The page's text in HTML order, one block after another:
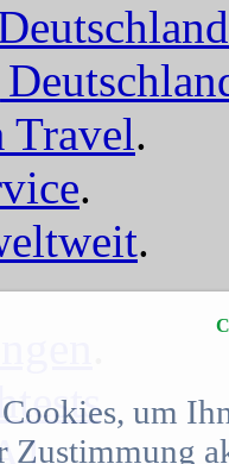
Travel.
.
.
. um